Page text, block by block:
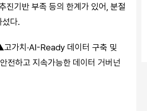
진기반 부족 등의 한계가 있어, 분절
섰다.
가치·AI-Ready 데이터 구축 및
전하고 지속가능한 데이터 거버넌